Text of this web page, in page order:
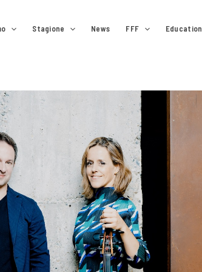
Stagione News FFF Education